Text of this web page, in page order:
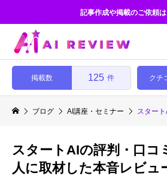
記事作成や掲載のご依頼
掲載数 125 件 クチ
ブログ AI講座・セミナー スター
スタートAIの評判・口コ
人に取材した本音レビュ